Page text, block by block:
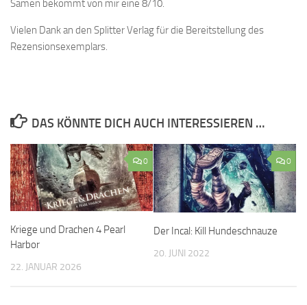
Samen bekommt von mir eine 8/10.
Vielen Dank an den Splitter Verlag für die Bereitstellung des
Rezensionsexemplars.
DAS KÖNNTE DICH AUCH INTERESSIEREN …
0
Kriege und Drachen 4 Pearl
Harbor
22. JANUAR 2026
0
Der Incal: Kill Hundeschnauze
20. JUNI 2022